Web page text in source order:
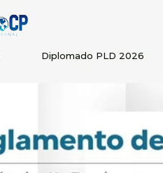
Diplomado PLD 2026